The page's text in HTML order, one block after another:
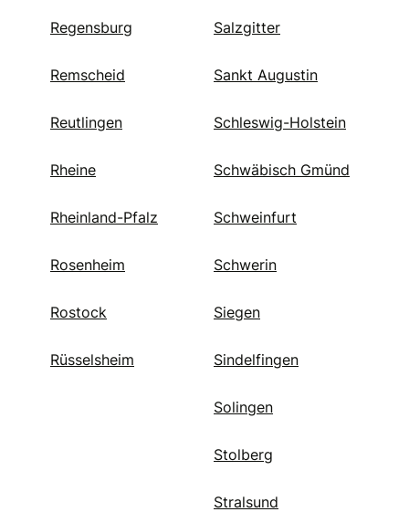
Regensburg
Remscheid
Reutlingen
Rheine
Rheinland-Pfalz
Rosenheim
Rostock
Rüsselsheim
Salzgitter
Sankt Augustin
Schleswig-Holstein
Schwäbisch Gmünd
Schweinfurt
Schwerin
Siegen
Sindelfingen
Solingen
Stolberg
Stralsund